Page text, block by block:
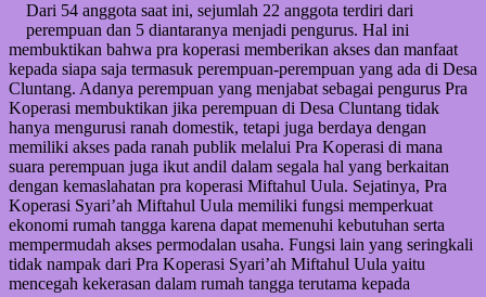
Dari 54 anggota saat ini, sejumlah 22 anggota terdiri dari
perempuan dan 5 diantaranya menjadi pengurus. Hal ini
membuktikan bahwa pra koperasi memberikan akses dan manfaat
kepada siapa saja termasuk perempuan-perempuan yang ada di Desa
Cluntang. Adanya perempuan yang menjabat sebagai pengurus Pra
Koperasi membuktikan jika perempuan di Desa Cluntang tidak
hanya mengurusi ranah domestik, tetapi juga berdaya dengan
memiliki akses pada ranah publik melalui Pra Koperasi di mana
suara perempuan juga ikut andil dalam segala hal yang berkaitan
dengan kemaslahatan pra koperasi Miftahul Uula. Sejatinya, Pra
Koperasi Syari’ah Miftahul Uula memiliki fungsi memperkuat
ekonomi rumah tangga karena dapat memenuhi kebutuhan serta
mempermudah akses permodalan usaha. Fungsi lain yang seringkali
tidak nampak dari Pra Koperasi Syari’ah Miftahul Uula yaitu
mencegah kekerasan dalam rumah tangga terutama kepada